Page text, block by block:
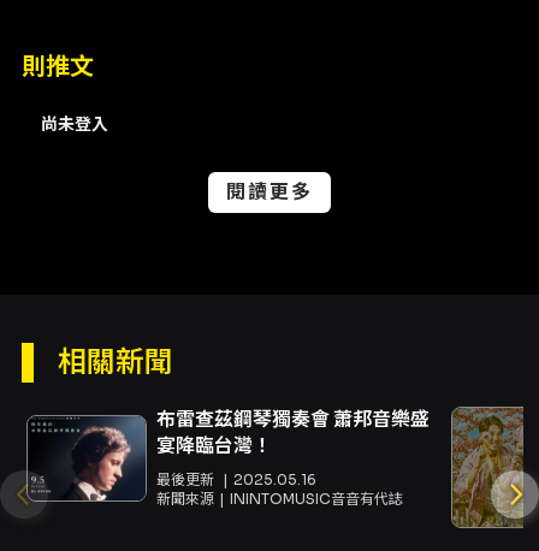
目語彙、整合技術與音樂理念的一次重要展現。
對於觀眾而言，《詩與火》具有多重觀演價值：
克的精緻、浪漫與現代的張力、及民族音樂的熱
在旅程，適合既想細聽音樂細節者，也適合尋求
強烈音樂感染力的聽眾。演出在國家兩廳院演奏
核心特色。觀眾可期待演奏者在曲式結構、色彩
對比、節奏推進與音色變化上的細膩處理，尤其
衡神祕性與力度，是詮釋關鍵；而面對拉莫與蒙
波、法雅的作品，對於裝飾音、音色透明度與節
奏靈活性的掌握，則決定了演出之「詩」的質感
與「火」的光度。 總結而言，《詩與火》不僅是
一場曲目豐富、風格多元的鋼琴獨奏會，也是一
則推文
尚未登入
閱讀更多
相關新聞
布雷查茲鋼琴獨奏會 蕭邦音樂盛
宴降臨台灣！
最後更新
2025.05.16
新聞來源
ININTOMUSIC音音有代誌